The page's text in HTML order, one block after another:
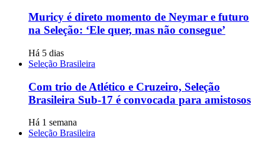
Muricy é direto momento de Neymar e futuro
na Seleção: ‘Ele quer, mas não consegue’
Há 5 dias
Seleção Brasileira
Com trio de Atlético e Cruzeiro, Seleção
Brasileira Sub-17 é convocada para amistosos
Há 1 semana
Seleção Brasileira